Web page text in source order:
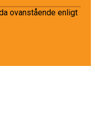
ovanstående enligt